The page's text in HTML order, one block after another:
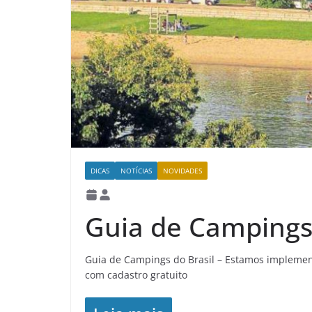
DICAS NOTÍCIAS NOVIDADES
Guia de
Guia de Campings do Brasil – Estamos
com cadastro gratuito